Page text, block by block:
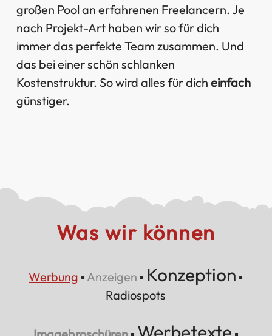
großen Pool an erfahrenen Freelancern. Je
nach Projekt-Art haben wir so für dich
immer das perfekte Team zusammen. Und
das bei einer schön schlanken
Kostenstruktur. So wird alles für dich einfach
günstiger.
Was wir können
Werbung ▪ Anzeigen ▪ Konzeption ▪
Radiospots